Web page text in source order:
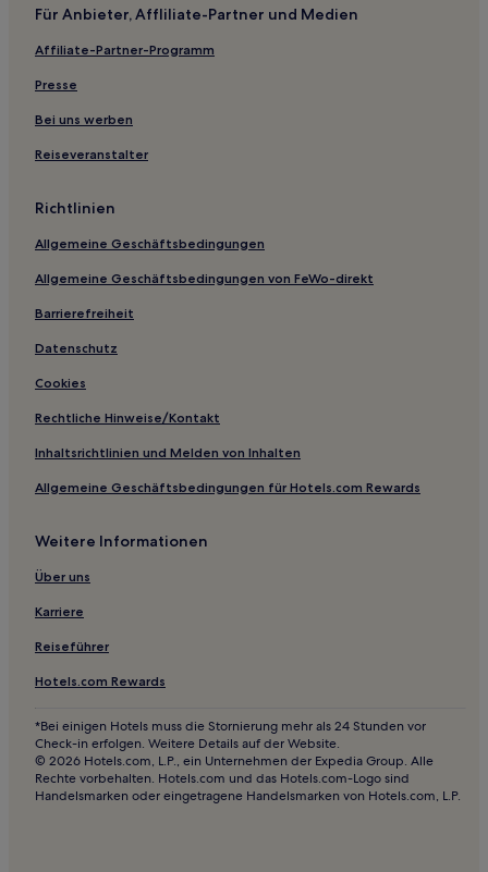
Für Anbieter, Affliliate-Partner und Medien
Affiliate-Partner-Programm
Presse
Bei uns werben
Reiseveranstalter
Richtlinien
Allgemeine Geschäftsbedingungen
Allgemeine Geschäftsbedingungen von FeWo-direkt
Barrierefreiheit
Datenschutz
Cookies
Rechtliche Hinweise/Kontakt
Inhaltsrichtlinien und Melden von Inhalten
Allgemeine Geschäftsbedingungen für Hotels.com Rewards
Weitere Informationen
Über uns
Karriere
Reiseführer
Hotels.com Rewards
*Bei einigen Hotels muss die Stornierung mehr als 24 Stunden vor
Check-in erfolgen. Weitere Details auf der Website.
© 2026 Hotels.com, L.P., ein Unternehmen der Expedia Group. Alle
Rechte vorbehalten. Hotels.com und das Hotels.com-Logo sind
Handelsmarken oder eingetragene Handelsmarken von Hotels.com, L.P.